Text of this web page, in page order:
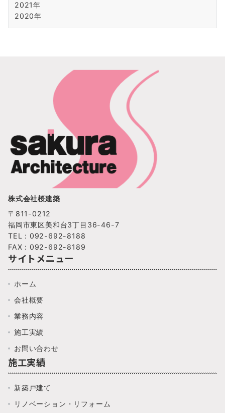
2021年
2020年
株式会社桜建築
〒811-0212
福岡市東区美和台3丁目36-46-7
TEL : 092-692-8188
FAX : 092-692-8189
サイトメニュー
ホーム
会社概要
業務内容
施工実績
お問い合わせ
施工実績
新築戸建て
リノベーション・リフォーム